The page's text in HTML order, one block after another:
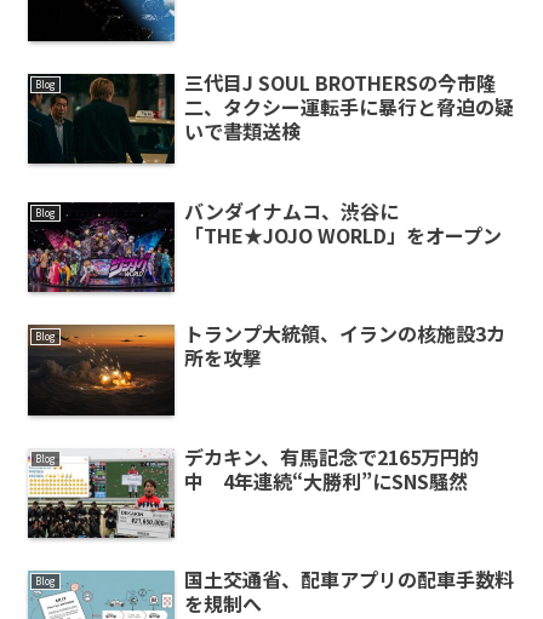
Blog
三代目J SOUL BROTHERSの今市隆
二、タクシー運転手に暴行と脅迫の疑
いで書類送検
Blog
バンダイナムコ、渋谷に
「THE★JOJO WORLD」をオープン
Blog
トランプ大統領、イランの核施設3カ
所を攻撃
Blog
デカキン、有馬記念で2165万円的
中 4年連続“大勝利”にSNS騒然
Blog
国土交通省、配車アプリの配車手数料
を規制へ